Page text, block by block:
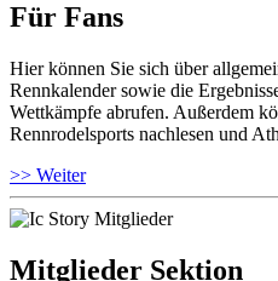
Für Fans
Hier können Sie sich über
Rennkalender sowie die
Wettkämpfe abrufen. Außerdem
Rennrodelsports nachlesen und
>> Weiter
Mitglieder Sektion